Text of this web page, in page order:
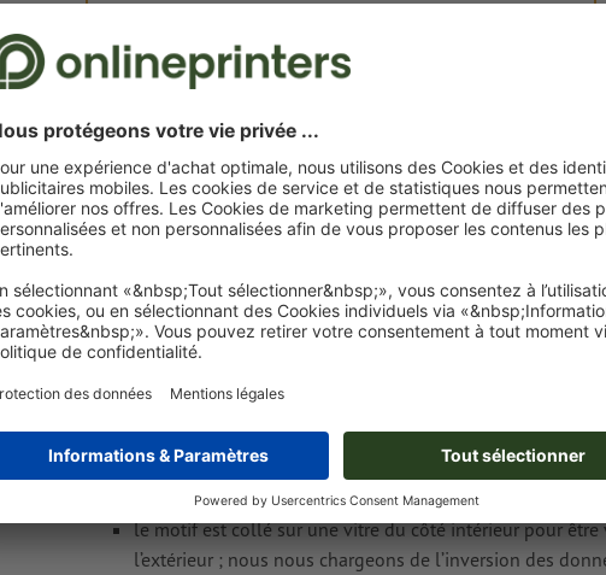
ven. 21 août - lun. 24 août
Poids: env.1,1 kg
Exigences relatives aux fichiers d'impression
vitrophanie pour vitrine, A2
Format de données(incl. 2 mm fond perdu) : 42,4 x 59,8 cm
Format final
: 42 x 59,4 cm
Particularités lors de la création des données d'impression :
le motif est collé sur une vitre du côté intérieur pour être
l’extérieur ; nous nous chargeons de l’inversion des